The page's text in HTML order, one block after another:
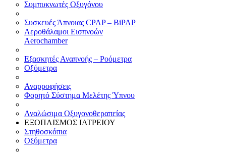
Συμπυκνωτές Οξυγόνου
Συσκευές Άπνοιας CPAP – BiPAP
Αεροθάλαμοι Εισπνοών
Aerochamber
Εξασκητές Αναπνοής – Ροόμετρα
Οξύμετρα
Αναρροφήσεις
Φορητό Σύστημα Μελέτης Ύπνου
Αναλώσιμα Οξυγονοθεραπείας
ΕΞΟΠΛΙΣΜΟΣ ΙΑΤΡΕΙΟΥ
Στηθοσκόπια
Οξύμετρα